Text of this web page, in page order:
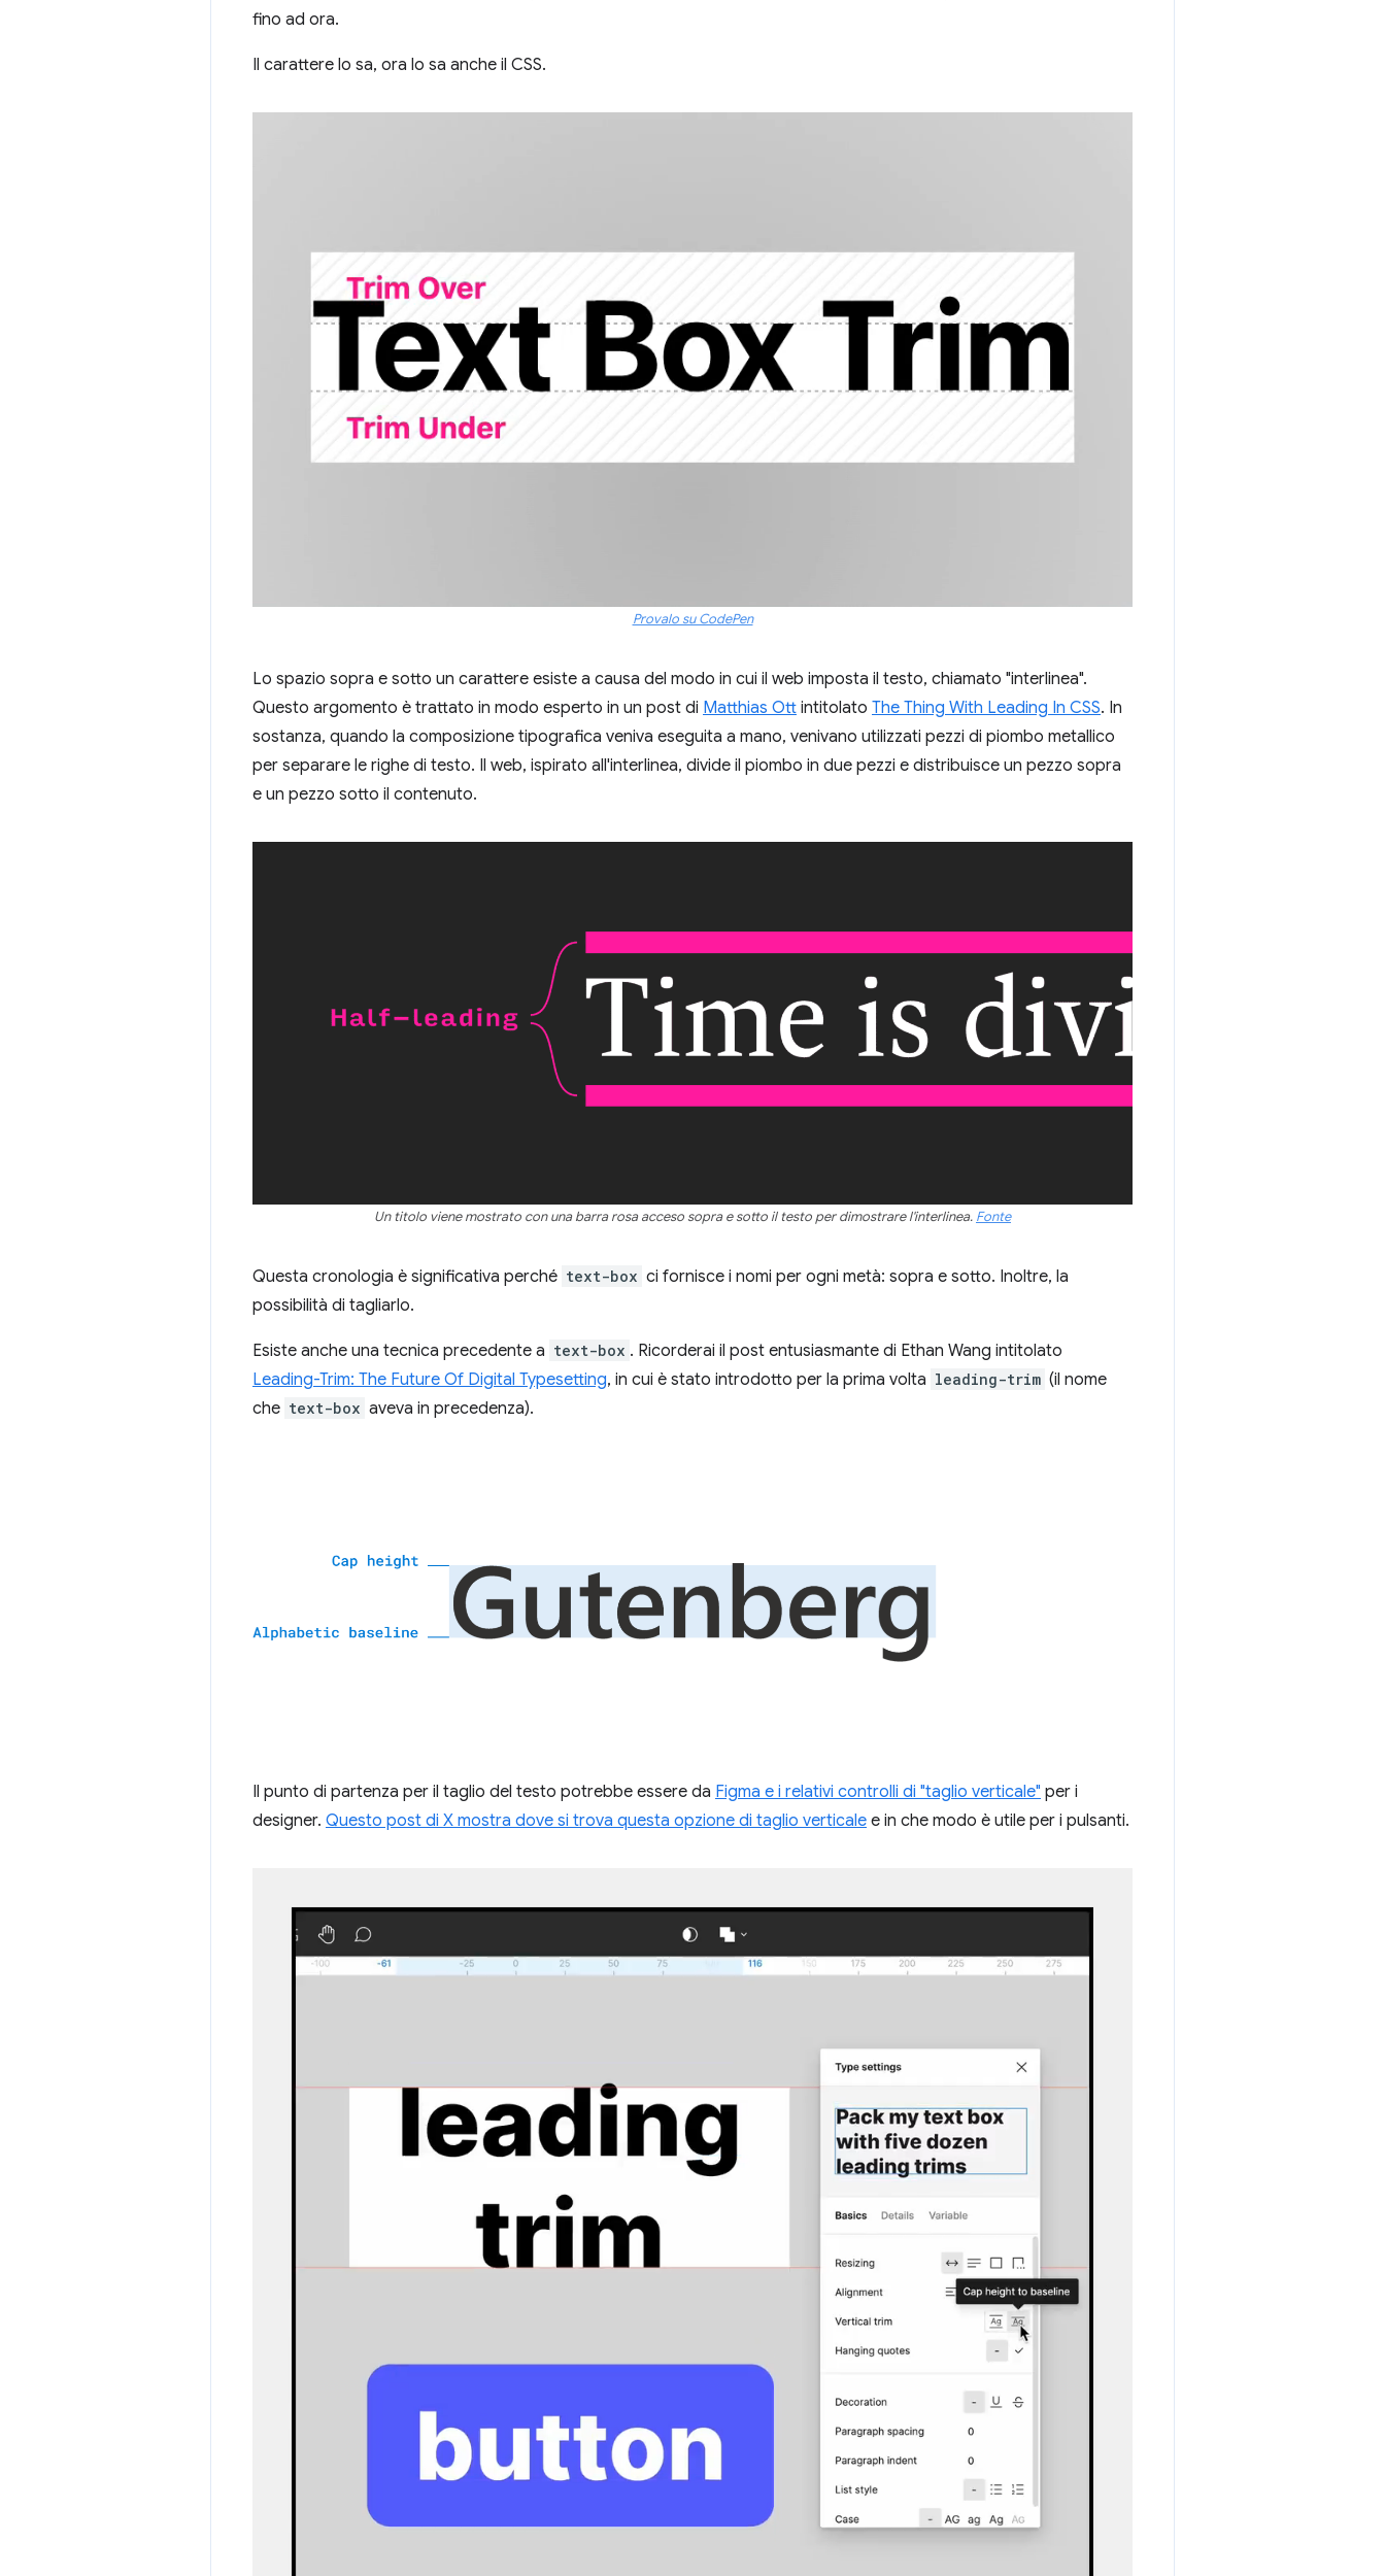
fino ad ora.
Il carattere lo sa, ora lo sa anche il CSS.
Provalo su CodePen
Lo spazio sopra e sotto un carattere esiste a causa del modo in cui il web imposta il testo, chiamato "interlinea".
Questo argomento è trattato in modo esperto in un post di Matthias Ott intitolato The Thing With Leading In CSS. In
sostanza, quando la composizione tipografica veniva eseguita a mano, venivano utilizzati pezzi di piombo metallico
per separare le righe di testo. Il web, ispirato all'interlinea, divide il piombo in due pezzi e distribuisce un pezzo sopra
e un pezzo sotto il contenuto.
Un titolo viene mostrato con una barra rosa acceso sopra e sotto il testo per dimostrare l'interlinea. Fonte
Questa cronologia è significativa perché text-box ci fornisce i nomi per ogni metà: sopra e sotto. Inoltre, la
possibilità di tagliarlo.
Esiste anche una tecnica precedente a text-box . Ricorderai il post entusiasmante di Ethan Wang intitolato
Leading-Trim: The Future Of Digital Typesetting, in cui è stato introdotto per la prima volta leading-trim (il nome
che text-box aveva in precedenza).
Il punto di partenza per il taglio del testo potrebbe essere da Figma e i relativi controlli di "taglio verticale" per i
designer. Questo post di X mostra dove si trova questa opzione di taglio verticale e in che modo è utile per i pulsanti.